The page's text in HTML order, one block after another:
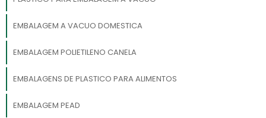
EMBALAGEM A VACUO DOMESTICA
EMBALAGEM POLIETILENO CANELA
EMBALAGENS DE PLASTICO PARA ALIMENTOS
EMBALAGEM PEAD